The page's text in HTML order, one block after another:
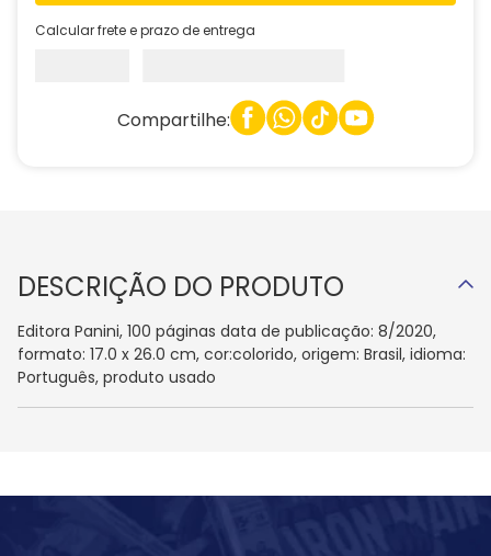
Calcular frete e prazo de entrega
Compartilhe:
DESCRIÇÃO DO PRODUTO
Editora Panini, 100 páginas data de publicação: 8/2020,
formato: 17.0 x 26.0 cm, cor:colorido, origem: Brasil, idioma:
Português, produto usado